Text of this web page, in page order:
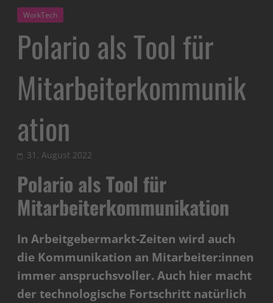
WorkTech
Polario als Tool für
Mitarbeiterkommunik
ation
31. August 2022
Polario als Tool für
Mitarbeiterkommunikation
In Arbeitgebermarkt-Zeiten wird auch
die Kommunikation an Mitarbeiter:innen
immer anspruchsvoller. Auch hier macht
der technologische Fortschritt natürlich